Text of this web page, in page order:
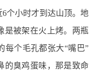
个小时才到达山顶。地
是被架在火上烤。两瓶
每个毛孔都张大“嘴巴”
的臭鸡蛋味，那是致命